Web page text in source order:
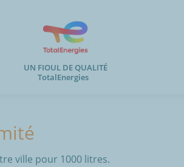
UN FIOUL DE QUALITÉ
TotalEnergies
ville pour 1000 litres.